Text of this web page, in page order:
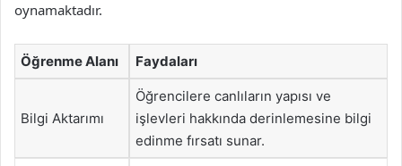
oynamaktadır.
Öğrenme Alanı Faydaları
Bilgi Aktarımı
Öğrencilere canlıların yapısı ve
işlevleri hakkında derinlemesine bilgi
edinme fırsatı sunar.